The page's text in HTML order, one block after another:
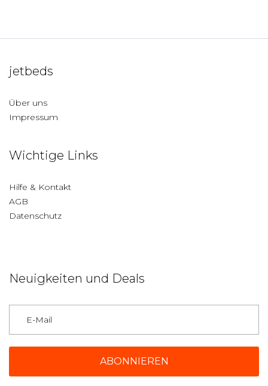
jetbeds
Über uns
Impressum
Wichtige Links
Hilfe & Kontakt
AGB
Datenschutz
Neuigkeiten und Deals